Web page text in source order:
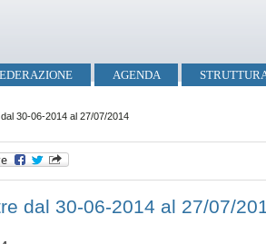
AGENDA
30-06-2014 al 27/07/2014
dal 30-06-2014 al 27/07/